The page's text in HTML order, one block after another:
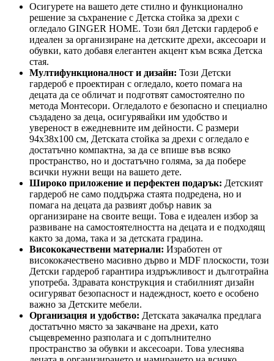
Осигурете на вашето дете стилно и функционално
решение за съхранение с Детска стойка за дрехи с
огледало GINGER HOME. Този бял Детски гардероб е
идеален за организиране на детските дрехи, аксесоари и
обувки, като добавя елегантен акцент към всяка Детска
стая.
Мултифункционалност и дизайн: Този Детски
гардероб е проектиран с огледало, което помага на
децата да се обличат и подготвят самостоятелно по
метода Монтесори. Огледалото е безопасно и специално
създадено за деца, осигурявайки им удобство и
увереност в ежедневните им дейности. С размери
94x38x100 см, Детската стойка за дрехи с огледало е
достатъчно компактна, за да се впише във всяко
пространство, но и достатъчно голяма, за да побере
всички нужни вещи на вашето дете.
Широко приложение и перфектен подарък: Детският
гардероб не само поддържа стаята подредена, но и
помага на децата да развият добър навик за
организиране на своите вещи. Това е идеален избор за
развиване на самостоятелността на децата и е подходящ
както за дома, така и за детската градина.
Висококачествени материали: Изработен от
висококачествено масивно дърво и MDF плоскости, този
Детски гардероб гарантира издръжливост и дълготрайна
употреба. Здравата конструкция и стабилният дизайн
осигуряват безопасност и надеждност, което е особено
важно за Детските мебели.
Организация и удобство: Детската закачалка предлага
достатъчно място за закачване на дрехи, като
същевременно разполага и с допълнително
пространство за обувки и аксесоари. Това улеснява